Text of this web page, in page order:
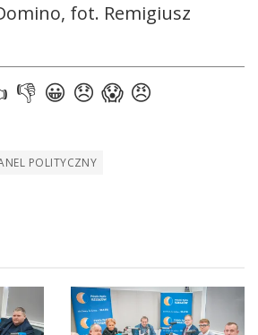
fot. Remigiusz
POLITYCZNY